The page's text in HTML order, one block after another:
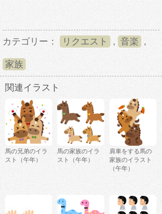
カテゴリー： リクエスト , 音楽 ,
家族
関連イラスト
馬の兄弟のイラ
スト（午年）
馬の家族のイラ
スト（午年）
肩車をする馬の
家族のイラスト
（午年）